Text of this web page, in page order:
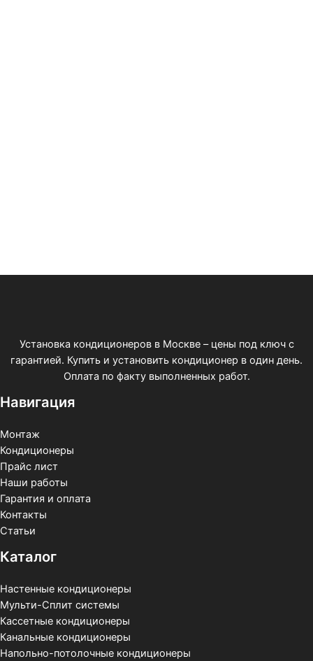
Установка кондиционеров в Москве – цены под ключ с
гарантией. Купить и установить кондиционер в один день.
Оплата по факту выполненных работ.
Навигация
Монтаж
Кондиционеры
Прайс лист
Наши работы
Гарантия и оплата
Контакты
Статьи
Каталог
Настенные кондиционеры
Мульти-Сплит системы
Кассетные кондиционеры
Канальные кондиционеры
Напольно-потолочные кондиционеры